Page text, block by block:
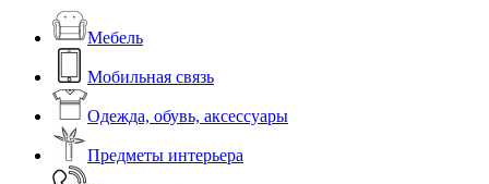
Мебель
Мобильная связь
Одежда, обувь, аксессуары
Предметы интерьера